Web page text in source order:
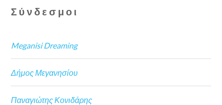
Σύνδεσμοι
Meganisi Dreaming
Δήμος Μεγανησίου
Παναγιώτης Κονιδάρης